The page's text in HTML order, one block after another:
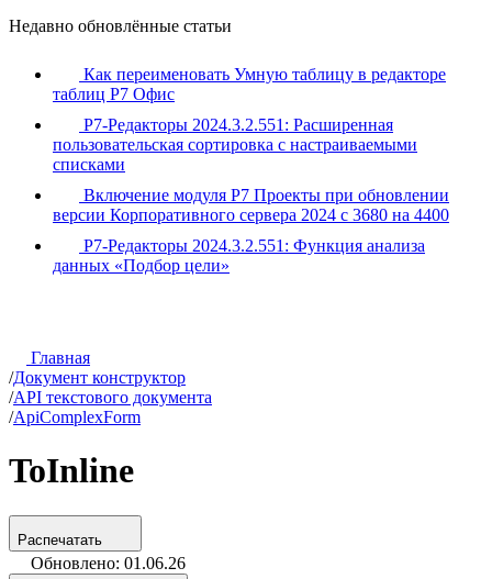
Недавно обновлённые статьи
Как переименовать Умную таблицу в редакторе
таблиц Р7 Офис
Р7-Редакторы 2024.3.2.551: Расширенная
пользовательская сортировка с настраиваемыми
списками
Включение модуля Р7 Проекты при обновлении
версии Корпоративного сервера 2024 с 3680 на 4400
Р7-Редакторы 2024.3.2.551: Функция анализа
данных «Подбор цели»
Главная
/Документ конструктор
/API текстового документа
/ApiComplexForm
ToInline
Распечатать
Обновлено: 01.06.26